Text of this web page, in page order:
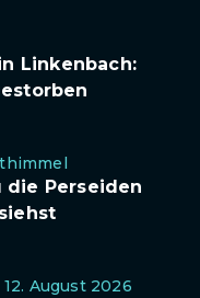
Linkenbach:
die Perseiden
August 2026